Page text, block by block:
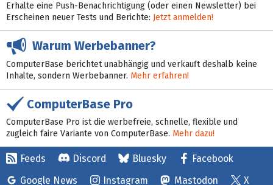
Erhalte eine Push-Benachrichtigung (oder einen Newsletter) bei
Erscheinen neuer Tests und Berichte: Jetzt anmelden!
Warum Werbebanner?
ComputerBase berichtet unabhängig und verkauft deshalb keine
Inhalte, sondern Werbebanner. Mehr erfahren!
ComputerBase Pro
ComputerBase Pro ist die werbefreie, schnelle, flexible und
zugleich faire Variante von ComputerBase. Mehr dazu!
Feeds Discord Bluesky
Facebook
Google News
Instagram Mastodon X